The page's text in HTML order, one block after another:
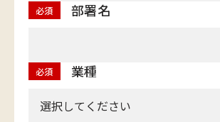
必須 部署名
必須 業種